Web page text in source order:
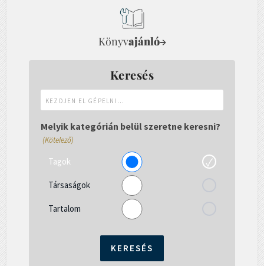
Könyvajánló→
Keresés
el
gépelni...
Melyik kategórián belül szeretne keresni?
(Kötelező)
Tagok
Társaságok
Tartalom